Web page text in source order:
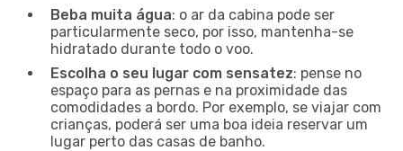
Beba muita água: o ar da cabina pode ser
particularmente seco, por isso, mantenha-se
hidratado durante todo o voo.
Escolha o seu lugar com sensatez: pense no
espaço para as pernas e na proximidade das
comodidades a bordo. Por exemplo, se viajar com
crianças, poderá ser uma boa ideia reservar um
lugar perto das casas de banho.